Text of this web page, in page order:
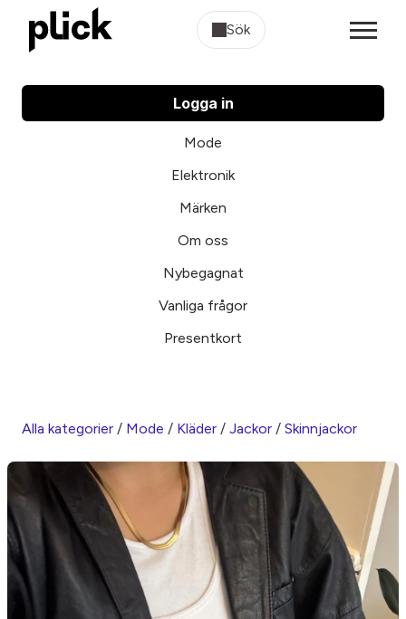
Sök
Logga in
Mode
Elektronik
Märken
Om oss
Nybegagnat
Vanliga frågor
Presentkort
Alla kategorier / Mode / Kläder / Jackor / Skinnjackor